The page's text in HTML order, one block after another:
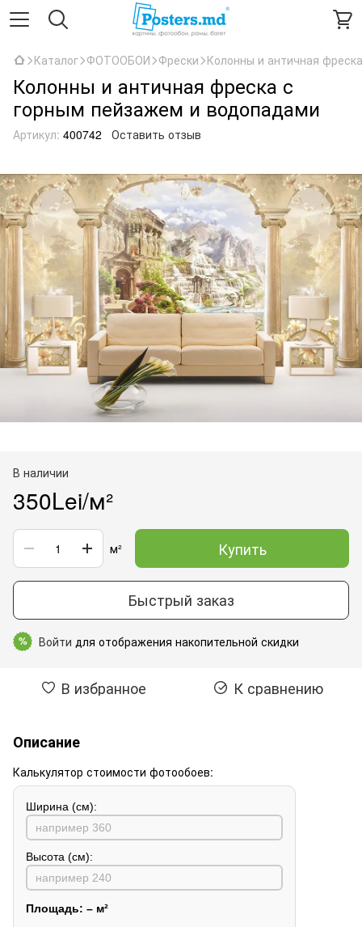
Каталог ФОТООБОИ Фрески Колонны и античная
Колонны и античная фреска с
горным пейзажем и водопадами
Артикул: 400742 Оставить отзыв
В наличии
350Lei/м²
м² Купить
Быстрый заказ
% Войти для отображения накопительной скидки
В избранное К сравнению
Описание
Калькулятор стоимости фотообоев:
Ширина (см):
Высота (см):
Площадь: – м²